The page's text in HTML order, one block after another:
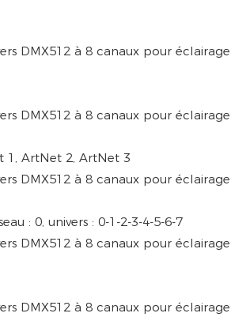
1, ArtNet 2, ArtNet 3
: 0, univers : 0-1-2-3-4-5-6-7